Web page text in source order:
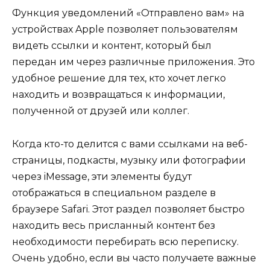
Функция уведомлений «Отправлено вам» на
устройствах Apple позволяет пользователям
видеть ссылки и контент, который был
передан им через различные приложения. Это
удобное решение для тех, кто хочет легко
находить и возвращаться к информации,
полученной от друзей или коллег.
Когда кто-то делится с вами ссылками на веб-
страницы, подкасты, музыку или фотографии
через iMessage, эти элементы будут
отображаться в специальном разделе в
браузере Safari. Этот раздел позволяет быстро
находить весь присланный контент без
необходимости перебирать всю переписку.
Очень удобно, если вы часто получаете важные